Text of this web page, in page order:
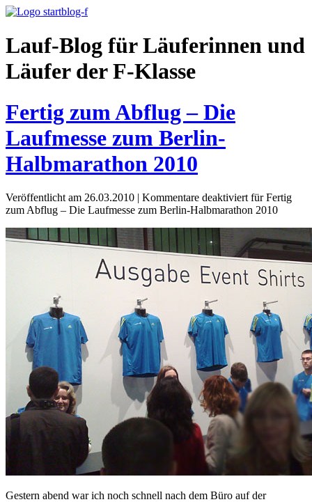
Lauf-Blog für Läuferinnen und
Läufer der F-Klasse
Fertig zum Abflug – Die
Laufmesse zum Berlin-
Halbmarathon 2010
Veröffentlicht am 26.03.2010 | Kommentare deaktiviert für Fertig
zum Abflug – Die Laufmesse zum Berlin-Halbmarathon 2010
Gestern abend war ich noch schnell nach dem Büro auf der